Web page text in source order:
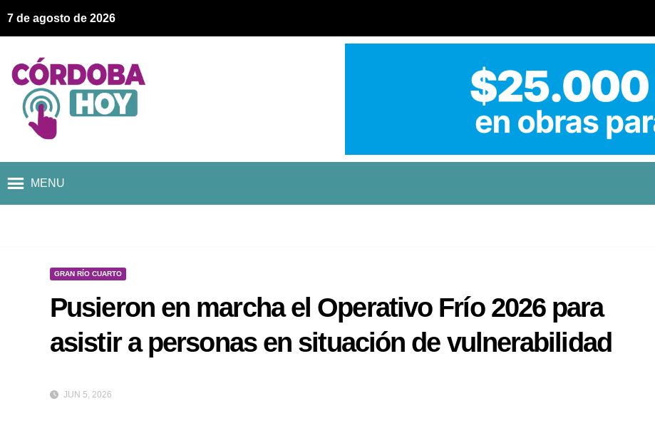
7 de agosto de 2026
MENU
GRAN RÍO CUARTO
Pusieron en marcha el Operativo Frío 2026 para
asistir a personas en situación de vulnerabilidad
JUN 5, 2026